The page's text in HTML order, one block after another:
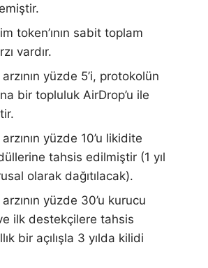
token’ının sabit toplam
vardır.
yüzde 5’i, protokolün
bir topluluk AirDrop’u ile
yüzde 10’u likidite
tahsis edilmiştir (1 yıl
olarak dağıtılacak).
yüzde 30’u kurucu
ilk destekçilere tahsis
bir açılışla 3 yılda kilidi